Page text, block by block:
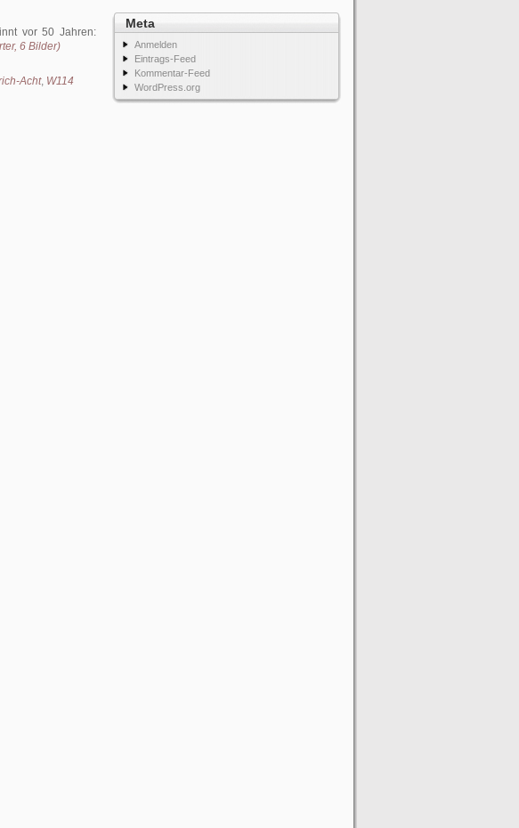
Meta
Anmelden
Eintrags-Feed
Kommentar-Feed
WordPress.org
vor 50 Jahren:
6 Bilder)
Acht, W114